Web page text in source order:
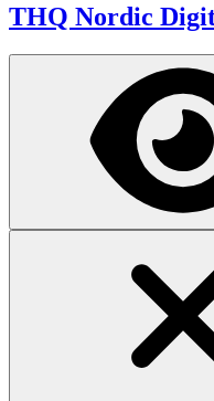
THQ Nordic